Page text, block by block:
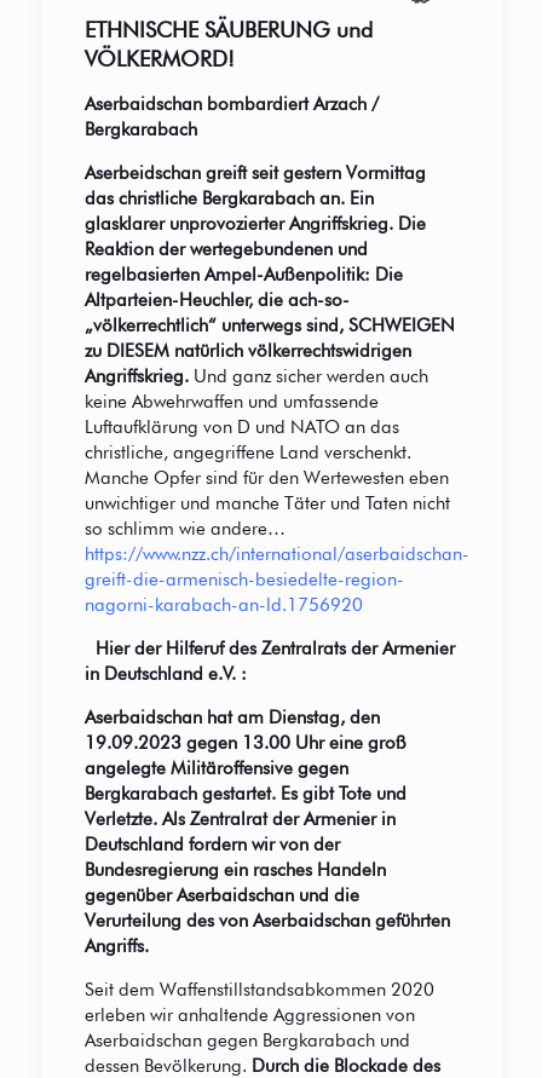
ETHNISCHE SÄUBERUNG und
VÖLKERMORD!
Aserbaidschan bombardiert Arzach /
Bergkarabach
Aserbeidschan greift seit gestern Vormittag
das christliche Bergkarabach an. Ein
glasklarer unprovozierter Angriffskrieg. Die
Reaktion der wertegebundenen und
regelbasierten Ampel-Außenpolitik: Die
Altparteien-Heuchler, die ach-so-
„völkerrechtlich“ unterwegs sind, SCHWEIGEN
zu DIESEM natürlich völkerrechtswidrigen
Angriffskrieg. Und ganz sicher werden auch
keine Abwehrwaffen und umfassende
Luftaufklärung von D und NATO an das
christliche, angegriffene Land verschenkt.
Manche Opfer sind für den Wertewesten eben
unwichtiger und manche Täter und Taten nicht
so schlimm wie andere…
https://www.nzz.ch/international/aserbaidschan-
greift-die-armenisch-besiedelte-region-
nagorni-karabach-an-ld.1756920
Hier der Hilferuf des Zentralrats der Armenier
in Deutschland e.V. :
Aserbaidschan hat am Dienstag, den
19.09.2023 gegen 13.00 Uhr eine groß
angelegte Militäroffensive gegen
Bergkarabach gestartet. Es gibt Tote und
Verletzte. Als Zentralrat der Armenier in
Deutschland fordern wir von der
Bundesregierung ein rasches Handeln
gegenüber Aserbaidschan und die
Verurteilung des von Aserbaidschan geführten
Angriffs.
Seit dem Waffenstillstandsabkommen 2020
erleben wir anhaltende Aggressionen von
Aserbaidschan gegen Bergkarabach und
dessen Bevölkerung. Durch die Blockade des